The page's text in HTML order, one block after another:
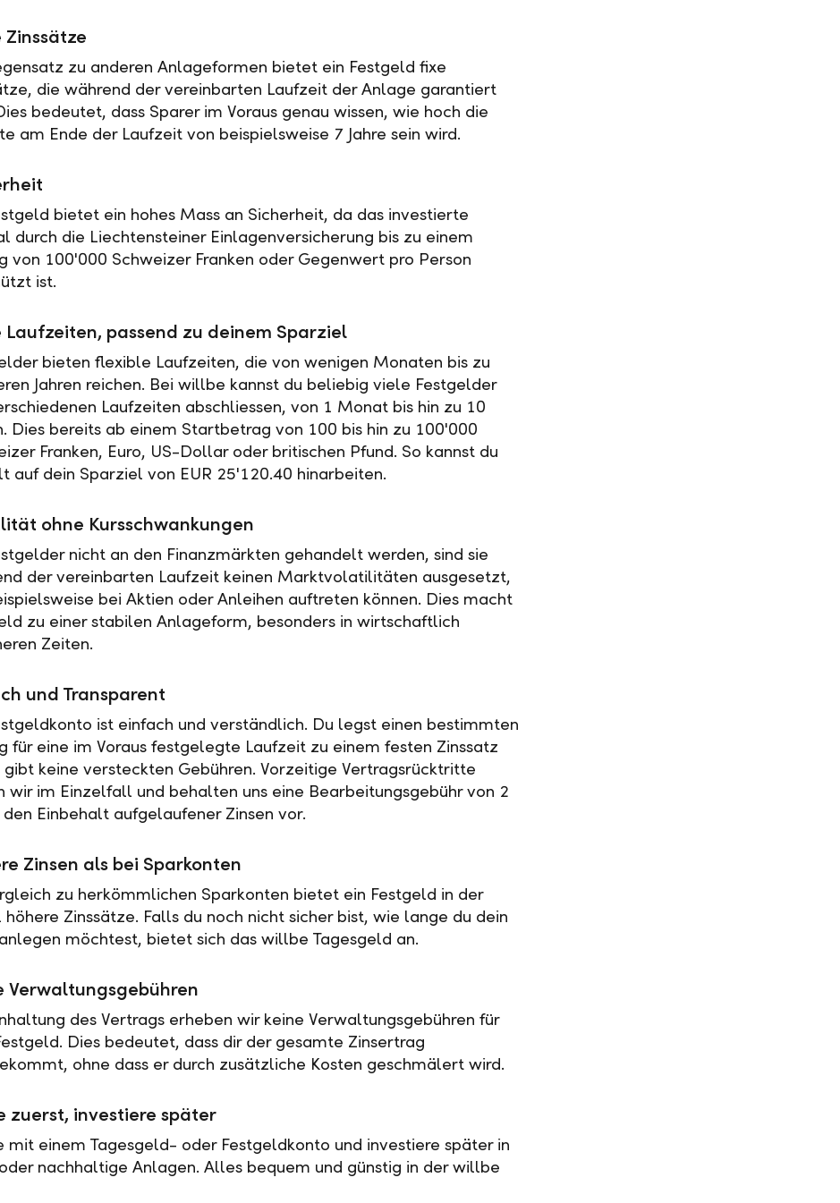
Zinssätze
zu anderen Anlageformen bietet ein Festgeld fixe
die während der vereinbarten Laufzeit der Anlage garantiert
bedeutet, dass Sparer im Voraus genau wissen, wie hoch die
am Ende der Laufzeit von beispielsweise 7 Jahre sein wird.
bietet ein hohes Mass an Sicherheit, da das investierte
durch die Liechtensteiner Einlagenversicherung bis zu einem
von 100'000 Schweizer Franken oder Gegenwert pro Person
ist.
Laufzeiten, passend zu deinem Sparziel
bieten flexible Laufzeiten, die von wenigen Monaten bis zu
Jahren reichen. Bei willbe kannst du beliebig viele Festgelder
Laufzeiten abschliessen, von 1 Monat bis hin zu 10
Dies bereits ab einem Startbetrag von 100 bis hin zu 100'000
Franken, Euro, US-Dollar oder britischen Pfund. So kannst du
auf dein Sparziel von EUR 25'120.40 hinarbeiten.
ohne Kursschwankungen
nicht an den Finanzmärkten gehandelt werden, sind sie
der vereinbarten Laufzeit keinen Marktvolatilitäten ausgesetzt,
bei Aktien oder Anleihen auftreten können. Dies macht
zu einer stabilen Anlageform, besonders in wirtschaftlich
Zeiten.
und Transparent
ist einfach und verständlich. Du legst einen bestimmten
für eine im Voraus festgelegte Laufzeit zu einem festen Zinssatz
gibt keine versteckten Gebühren. Vorzeitige Vertragsrücktritte
wir im Einzelfall und behalten uns eine Bearbeitungsgebühr von 2
den Einbehalt aufgelaufener Zinsen vor.
Zinsen als bei Sparkonten
zu herkömmlichen Sparkonten bietet ein Festgeld in der
höhere Zinssätze. Falls du noch nicht sicher bist, wie lange du dein
möchtest, bietet sich das willbe Tagesgeld an.
Verwaltungsgebühren
des Vertrags erheben wir keine Verwaltungsgebühren für
Dies bedeutet, dass dir der gesamte Zinsertrag
ohne dass er durch zusätzliche Kosten geschmälert wird.
zuerst, investiere später
mit einem Tagesgeld- oder Festgeldkonto und investiere später in
nachhaltige Anlagen. Alles bequem und günstig in der willbe